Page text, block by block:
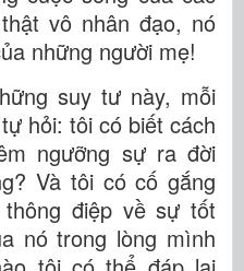
vô nhân đạo, nó
những người mẹ!
suy tư này, mỗi
hỏi: tôi có biết cách
ngưỡng sự ra đời
Và tôi có cố gắng
điệp về sự tốt
nó trong lòng mình